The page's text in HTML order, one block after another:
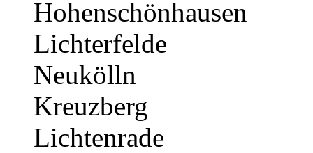
Hohenschönhausen
Lichterfelde
Neukölln
Kreuzberg
Lichtenrade